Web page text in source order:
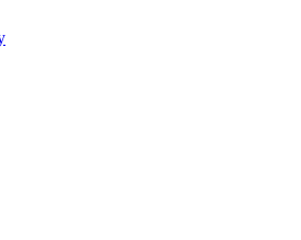
картинки, смешные истории,
приколы, карикатуры, шаржи, стихи,